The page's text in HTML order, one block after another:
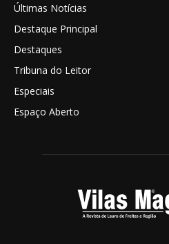
Últimas Notícias
Destaque Principal
Destaques
Tribuna do Leitor
Especiais
Espaço Aberto